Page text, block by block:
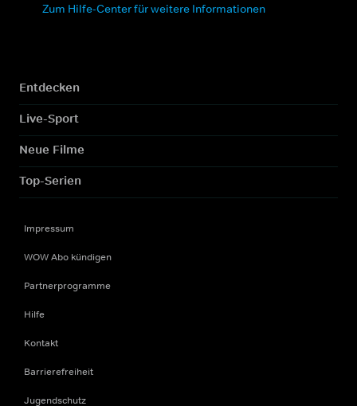
Zum Hilfe-Center für weitere Informationen
Entdecken
Live-Sport
Neue Filme
Top-Serien
Impressum
WOW Abo kündigen
Partnerprogramme
Hilfe
Kontakt
Barrierefreiheit
Jugendschutz